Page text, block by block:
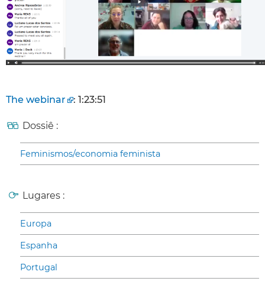
The webinar : 1:23:51
Dossiê :
Feminismos/economia feminista
Lugares :
Europa
Espanha
Portugal